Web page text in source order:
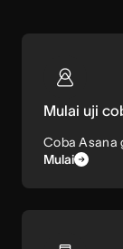
Mulai uji
Coba Asana
Mulai